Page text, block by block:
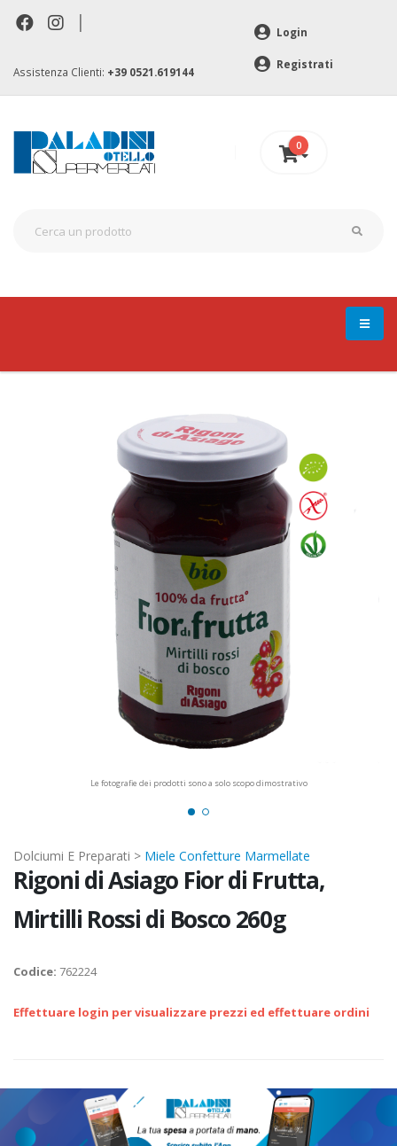
|
Assistenza Clienti: +39 0521.619144
Login
Registrati
0
Le fotografie dei prodotti sono a solo scopo dimostrativo
Dolciumi E Preparati > Miele Confetture Marmellate
Rigoni di Asiago Fior di Frutta,
Mirtilli Rossi di Bosco 260g
Codice: 762224
Effettuare login per visualizzare prezzi ed effettuare ordini